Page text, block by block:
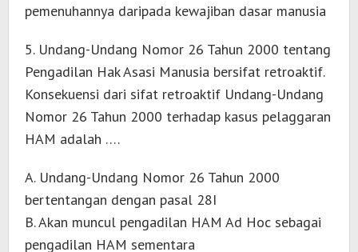
pemenuhannya daripada kewajiban dasar manusia
5. Undang-Undang Nomor 26 Tahun 2000 tentang
Pengadilan Hak Asasi Manusia bersifat retroaktif.
Konsekuensi dari sifat retroaktif Undang-Undang
Nomor 26 Tahun 2000 terhadap kasus pelaggaran
HAM adalah ….
A. Undang-Undang Nomor 26 Tahun 2000
bertentangan dengan pasal 28I
B. Akan muncul pengadilan HAM Ad Hoc sebagai
pengadilan HAM sementara